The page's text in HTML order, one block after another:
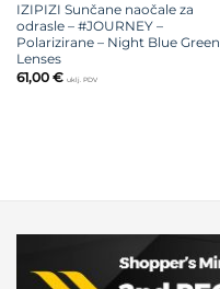
IZIPIZI Sunčane naočale za
odrasle – #JOURNEY –
Polarizirane – Night Blue Green
Lenses
61,00 € uklj. PDV